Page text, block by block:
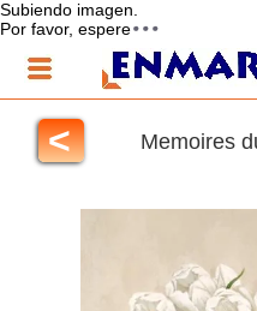
Subiendo imagen.
Por favor, espere
< Memoires